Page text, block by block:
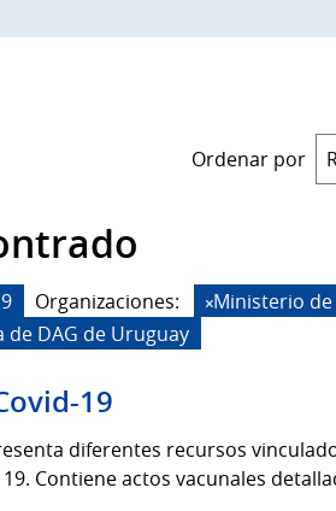
Ordenar por
Organizaciones:
Ministerio de
de DAG de Uruguay
19
diferentes recursos
Contiene actos vacunales